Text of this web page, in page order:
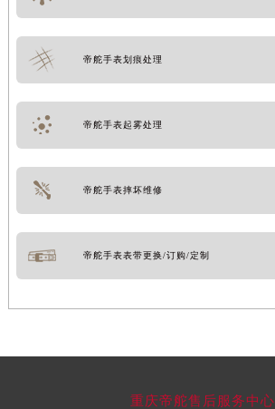
帝舵手表划痕处理
帝舵手表起雾处理
帝舵手表摔坏维修
帝舵手表表带更换/订购/定制
重庆帝舵售后服务中心